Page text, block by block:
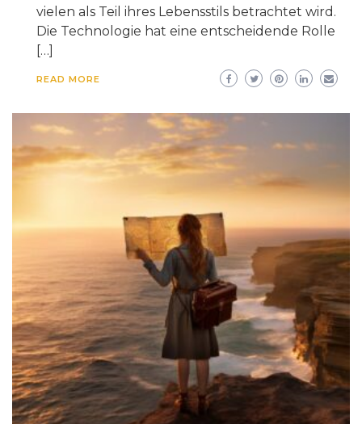
vielen als Teil ihres Lebensstils betrachtet wird.
Die Technologie hat eine entscheidende Rolle
[…]
READ MORE